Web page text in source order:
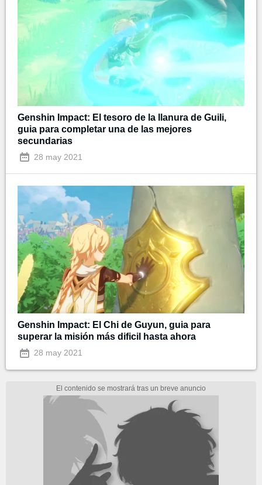
Genshin Impact: El tesoro de la llanura de Guili,
guia para completar una de las mejores
secundarias
28 may 2021
Genshin Impact: El Chi de Guyun, guia para
superar la misión más dificil hasta ahora
28 may 2021